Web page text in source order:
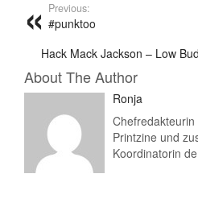
Previous:
#punktoo
Hack Mack Jackson – Low
About The Author
Ronja
Printzine und
Koordinatorin